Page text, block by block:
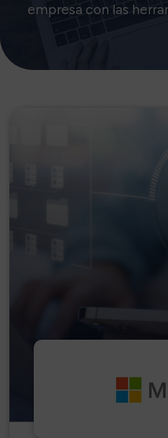
empresa con las